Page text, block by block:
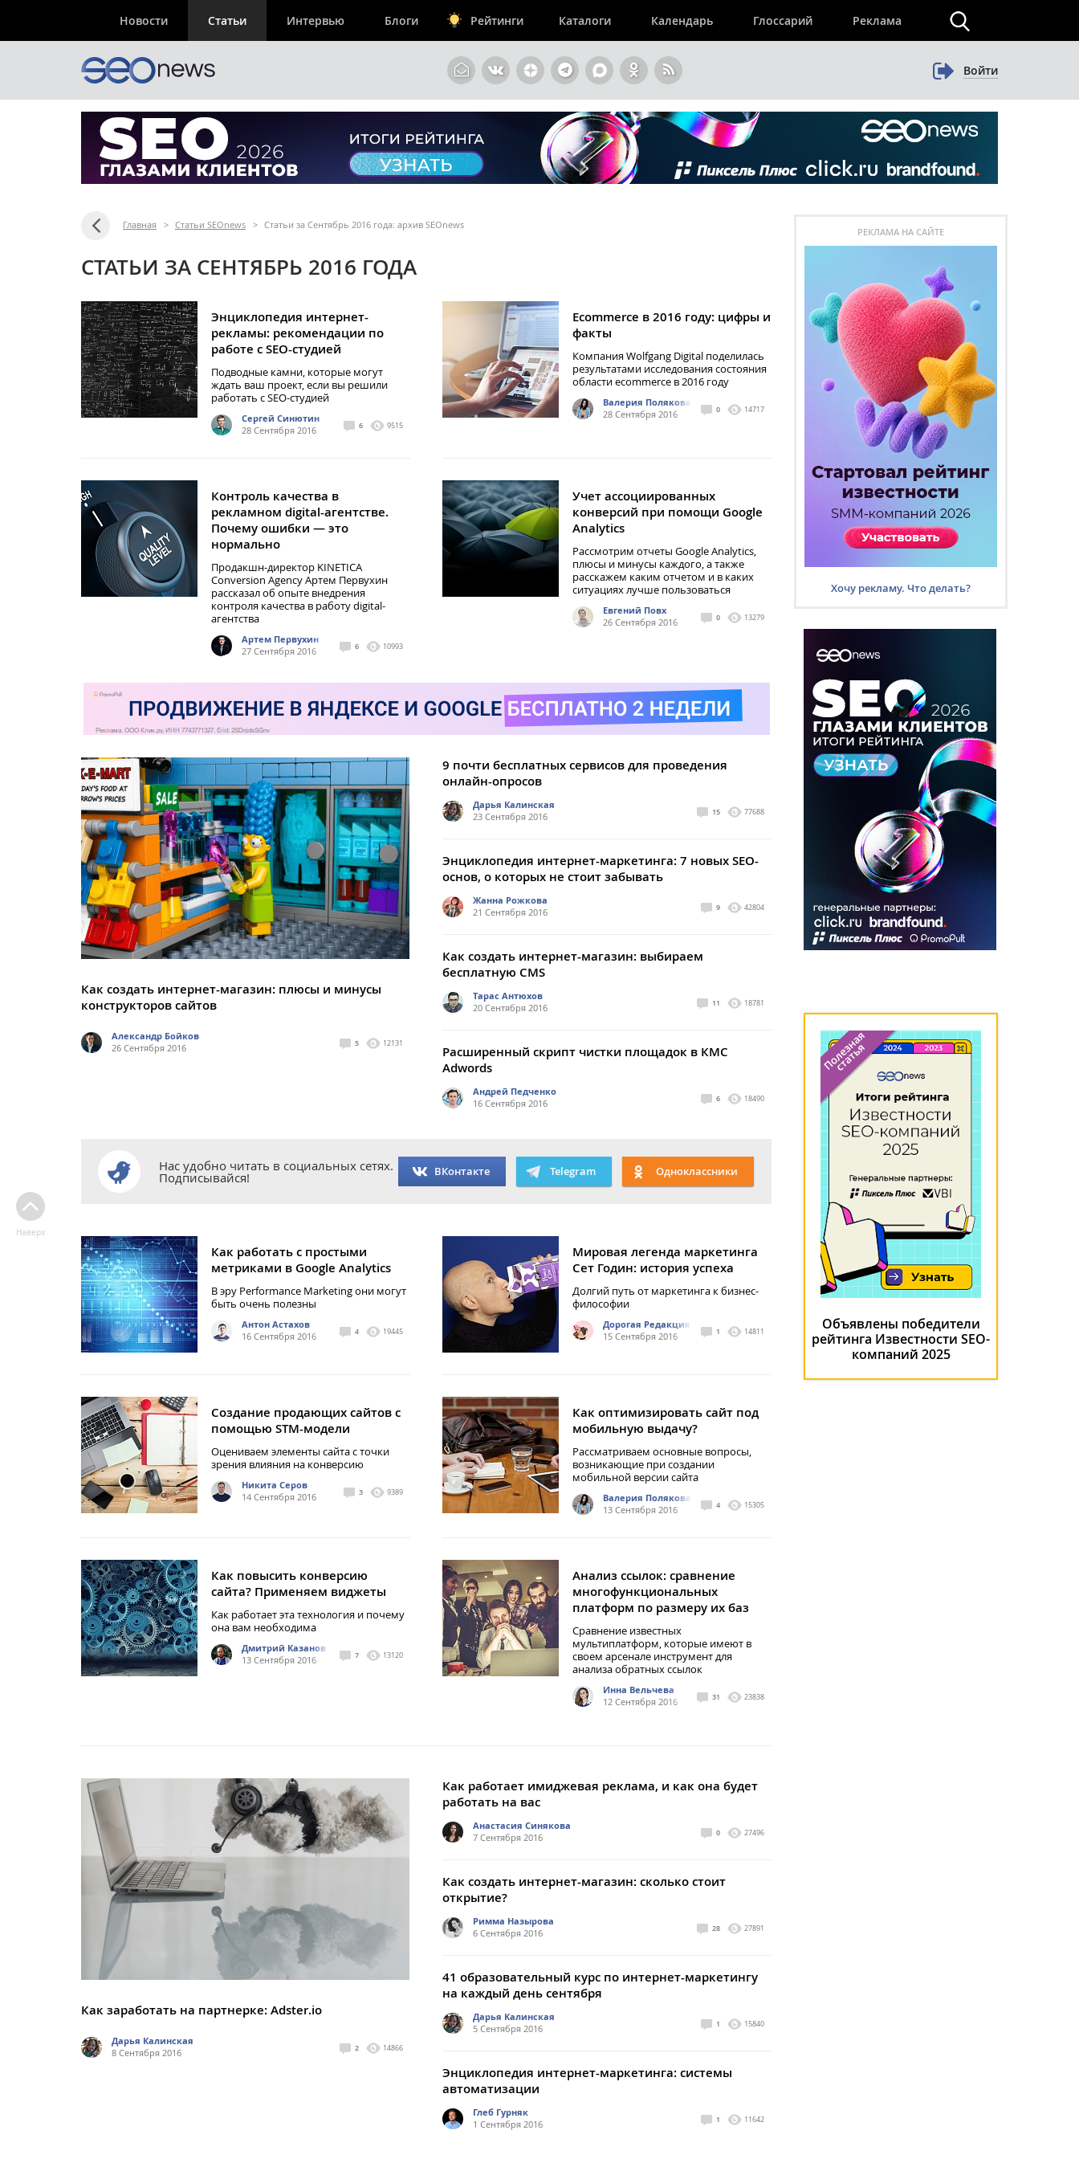
Новости Статьи Интервью Блоги Рейтинги Каталоги Календарь Глоссарий Реклама
Войти
Главная > Статьи SEOnews > Статьи за Сентябрь 2016 года: архив SEOnews
СТАТЬИ ЗА СЕНТЯБРЬ 2016 ГОДА
Энциклопедия интернет-
рекламы: рекомендации по
работе с SEO-студией
Подводные камни, которые могут
ждать ваш проект, если вы решили
работать с SEO-студией
Сергей Синютин
28 Сентября 2016
6 9515
Ecommerce в 2016 году: цифры и
факты
Компания Wolfgang Digital поделилась
результатами исследования состояния
области ecommerce в 2016 году
Валерия Полякова
28 Сентября 2016
0 14717
Контроль качества в
рекламном digital-агентстве.
Почему ошибки — это
нормально
Продакшн-директор KINETICA
Conversion Agency Артем Первухин
рассказал об опыте внедрения
контроля качества в работу digital-
агентства
Артем Первухин
27 Сентября 2016
6 10993
Учет ассоциированных
конверсий при помощи Google
Analytics
Рассмотрим отчеты Google Analytics,
плюсы и минусы каждого, а также
расскажем каким отчетом и в каких
ситуациях лучше пользоваться
Евгений Повх
26 Сентября 2016
0 13279
Как создать интернет-магазин: плюсы и минусы
конструкторов сайтов
Александр Бойков
26 Сентября 2016
5 12131
9 почти бесплатных сервисов для проведения
онлайн-опросов
Дарья Калинская
23 Сентября 2016
15 77688
Энциклопедия интернет-маркетинга: 7 новых SEO-
основ, о которых не стоит забывать
Жанна Рожкова
21 Сентября 2016
9 42804
Как создать интернет-магазин: выбираем
бесплатную CMS
Тарас Антюхов
20 Сентября 2016
11 18781
Расширенный скрипт чистки площадок в КМС
Adwords
Андрей Педченко
16 Сентября 2016
6 18490
Нас удобно читать в социальных сетях.
Подписывайся! ВКонтакте Telegram Одноклассники
Как работать с простыми
метриками в Google Analytics
В эру Performance Marketing они могут
быть очень полезны
Антон Астахов
16 Сентября 2016
4 19445
Мировая легенда маркетинга
Сет Годин: история успеха
Долгий путь от маркетинга к бизнес-
философии
Дорогая Редакция
15 Сентября 2016
1 14811
Создание продающих сайтов с
помощью STM-модели
Оцениваем элементы сайта с точки
зрения влияния на конверсию
Никита Серов
14 Сентября 2016
3 9389
Как оптимизировать сайт под
мобильную выдачу?
Рассматриваем основные вопросы,
возникающие при создании
мобильной версии сайта
Валерия Полякова
13 Сентября 2016
4 15305
Как повысить конверсию
сайта? Применяем виджеты
Как работает эта технология и почему
она вам необходима
Дмитрий Казанов
13 Сентября 2016
7 13120
Анализ ссылок: сравнение
многофункциональных
платформ по размеру их баз
Сравнение известных
мультиплатформ, которые имеют в
своем арсенале инструмент для
анализа обратных ссылок
Инна Вельчева
12 Сентября 2016
31 23838
Как заработать на партнерке: Adster.io
Дарья Калинская
8 Сентября 2016
2 14866
Как работает имиджевая реклама, и как она будет
работать на вас
Анастасия Синякова
7 Сентября 2016
0 27496
Как создать интернет-магазин: сколько стоит
открытие?
Римма Назырова
6 Сентября 2016
28 27891
41 образовательный курс по интернет-маркетингу
на каждый день сентября
Дарья Калинская
5 Сентября 2016
1 15840
Энциклопедия интернет-маркетинга: системы
автоматизации
Глеб Гурняк
1 Сентября 2016
1 11642
Наверх
РЕКЛАМА НА САЙТЕ
Хочу рекламу. Что делать?
Объявлены победители
рейтинга Известности SEO-
компаний 2025